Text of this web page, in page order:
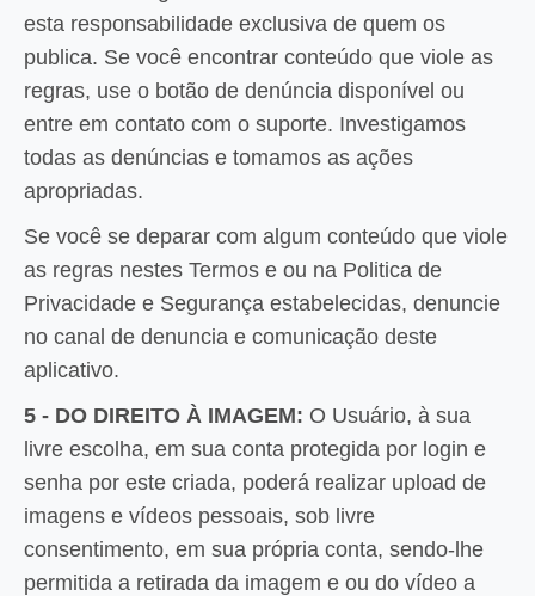
esta responsabilidade exclusiva de quem os
publica. Se você encontrar conteúdo que viole as
regras, use o botão de denúncia disponível ou
entre em contato com o suporte. Investigamos
todas as denúncias e tomamos as ações
apropriadas.
Se você se deparar com algum conteúdo que viole
as regras nestes Termos e ou na Politica de
Privacidade e Segurança estabelecidas, denuncie
no canal de denuncia e comunicação deste
aplicativo.
5 - DO DIREITO À IMAGEM: O Usuário, à sua
livre escolha, em sua conta protegida por login e
senha por este criada, poderá realizar upload de
imagens e vídeos pessoais, sob livre
consentimento, em sua própria conta, sendo-lhe
permitida a retirada da imagem e ou do vídeo a